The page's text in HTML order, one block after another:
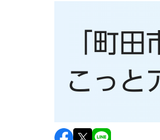
「町
こっと